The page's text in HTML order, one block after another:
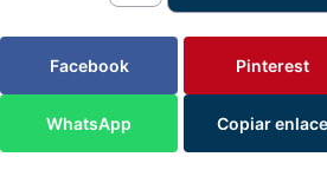
Facebook Pinterest
WhatsApp Copiar enlace